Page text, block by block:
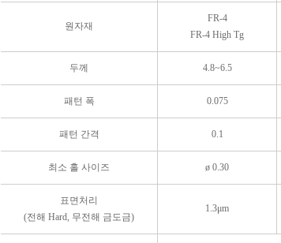
원자재
FR-4
FR-4 High Tg
두께 4.8~6.5
패턴 폭 0.075
패턴 간격 0.1
최소 홀 사이즈 ø 0.30
표면처리
(전해 Hard, 무전해 금도금)
1.3μm